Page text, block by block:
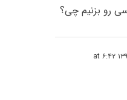
رو بزنیم چی؟
اردیبهشت ۱, ۱۳۹۷ at ۶:۴۲